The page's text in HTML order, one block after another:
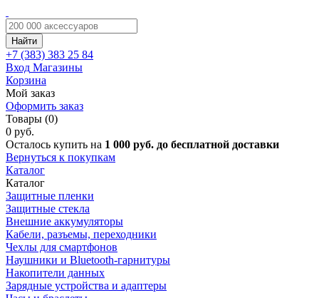
Найти
+7 (383) 383 25 84
Вход Магазины
Корзина
Мой заказ
Оформить заказ
Товары (0)
0 руб.
Осталось купить на 1 000 руб. до бесплатной доставки
Вернуться к покупкам
Каталог
Каталог
Защитные пленки
Защитные стекла
Внешние аккумуляторы
Кабели, разъемы, переходники
Чехлы для смартфонов
Наушники и Bluetooth-гарнитуры
Накопители данных
Зарядные устройства и адаптеры